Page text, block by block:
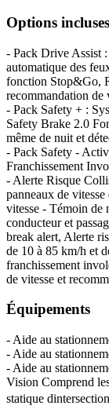
Options incluses
- Pack Drive Assist
automatique des
fonction Stop&Go,
recommandation de
- Pack Safety + :
Safety Brake 2.0
même de nuit et
- Pack Safety -
Franchissement
- Alerte Risque
panneaux de
vitesse - Témoin de
conducteur et
break alert, Alerte
de 10 à 85 km/h et
franchissement
de vitesse et
Équipements
- Aide au
- Aide au
- Aide au
Vision Comprend
statique